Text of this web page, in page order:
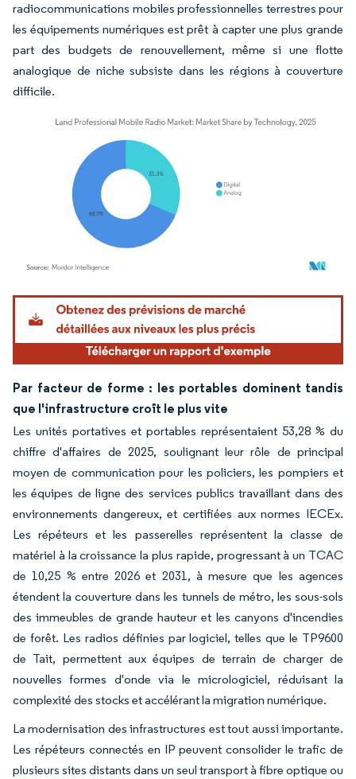
radiocommunications mobiles professionnelles terrestres pour
les équipements numériques est prêt à capter une plus grande
part des budgets de renouvellement, même si une flotte
analogique de niche subsiste dans les régions à couverture
difficile.
Image © Mordor Intelligence. La réutilisation nécessite une attribution sous CC BY
Par facteur de forme : les portables dominent tandis
que l'infrastructure croît le plus vite
Les unités portatives et portables représentaient 53,28 % du
chiffre d'affaires de 2025, soulignant leur rôle de principal
moyen de communication pour les policiers, les pompiers et
les équipes de ligne des services publics travaillant dans des
environnements dangereux, et certifiées aux normes IECEx.
Les répéteurs et les passerelles représentent la classe de
matériel à la croissance la plus rapide, progressant à un TCAC
de 10,25 % entre 2026 et 2031, à mesure que les agences
étendent la couverture dans les tunnels de métro, les sous-sols
des immeubles de grande hauteur et les canyons d'incendies
de forêt. Les radios définies par logiciel, telles que le TP9600
de Tait, permettent aux équipes de terrain de charger de
nouvelles formes d'onde via le micrologiciel, réduisant la
complexité des stocks et accélérant la migration numérique.
La modernisation des infrastructures est tout aussi importante.
Les répéteurs connectés en IP peuvent consolider le trafic de
plusieurs sites distants dans un seul transport à fibre optique ou